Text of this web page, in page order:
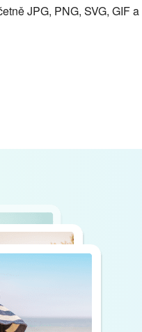
JPG, PNG, SVG, GIF a